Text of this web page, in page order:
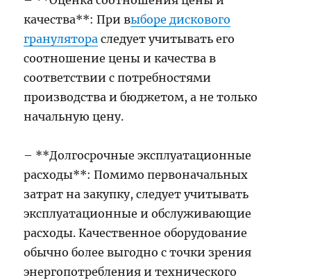
качества**: При выборе дискового
гранулятора следует учитывать его
соотношение цены и качества в
соответствии с потребностями
производства и бюджетом, а не только
начальную цену.
– **Долгосрочные эксплуатационные
расходы**: Помимо первоначальных
затрат на закупку, следует учитывать
эксплуатационные и обслуживающие
расходы. Качественное оборудование
обычно более выгодно с точки зрения
энергопотребления и технического